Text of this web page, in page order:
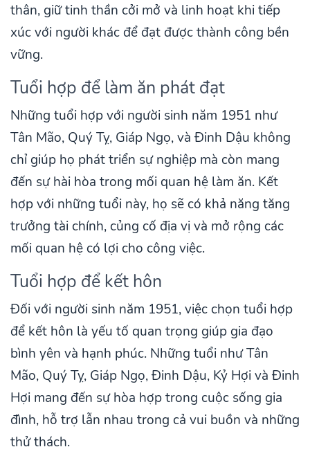
thân, giữ tinh thần cởi mở và linh hoạt khi tiếp
xúc với người khác để đạt được thành công bền
vững.
Tuổi hợp để làm ăn phát đạt
Những tuổi hợp với người sinh năm 1951 như
Tân Mão, Quý Tỵ, Giáp Ngọ, và Đinh Dậu không
chỉ giúp họ phát triển sự nghiệp mà còn mang
đến sự hài hòa trong mối quan hệ làm ăn. Kết
hợp với những tuổi này, họ sẽ có khả năng tăng
trưởng tài chính, củng cố địa vị và mở rộng các
mối quan hệ có lợi cho công việc.
Tuổi hợp để kết hôn
Đối với người sinh năm 1951, việc chọn tuổi hợp
để kết hôn là yếu tố quan trọng giúp gia đạo
bình yên và hạnh phúc. Những tuổi như Tân
Mão, Quý Tỵ, Giáp Ngọ, Đinh Dậu, Kỷ Hợi và Đinh
Hợi mang đến sự hòa hợp trong cuộc sống gia
đình, hỗ trợ lẫn nhau trong cả vui buồn và những
thử thách.